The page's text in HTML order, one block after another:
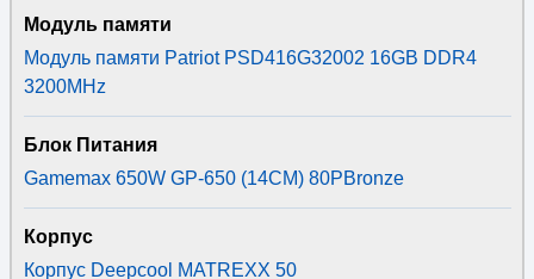
Модуль памяти
Модуль памяти Patriot PSD416G32002 16GB DDR4
3200MHz
Блок Питания
Gamemax 650W GP-650 (14CM) 80PBronze
Корпус
Корпус Deepcool MATREXX 50